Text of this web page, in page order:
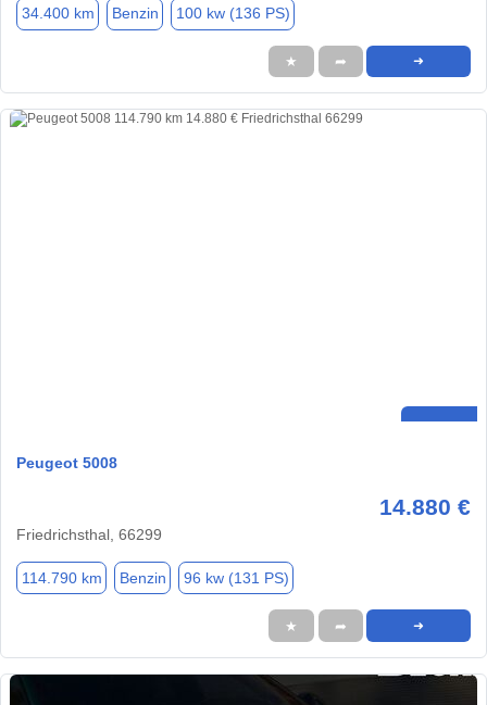
34.400 km Benzin 100 kw (136 PS)
★ ➦ ➜
Peugeot 5008
14.880 €
Friedrichsthal, 66299
114.790 km Benzin 96 kw (131 PS)
★ ➦ ➜